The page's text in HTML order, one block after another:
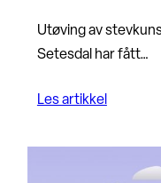
Utøving av
Setesdal har fått…
Les artikkel